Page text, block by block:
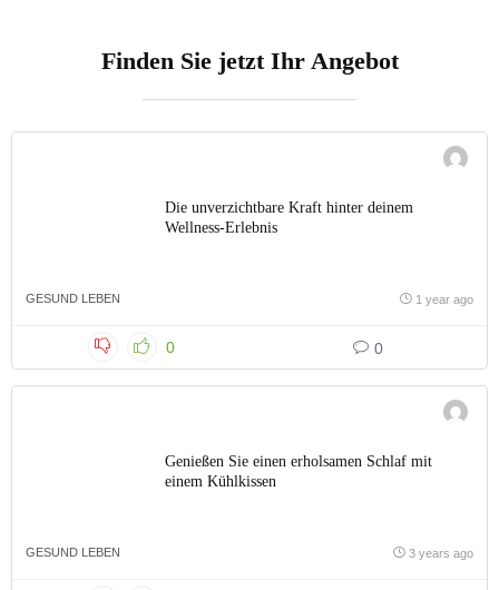
Finden Sie jetzt Ihr Angebot
Die unverzichtbare Kraft hinter deinem
Wellness-Erlebnis
GESUND LEBEN 1 year ago
0 0
Genießen Sie einen erholsamen Schlaf mit
einem Kühlkissen
GESUND LEBEN 3 years ago